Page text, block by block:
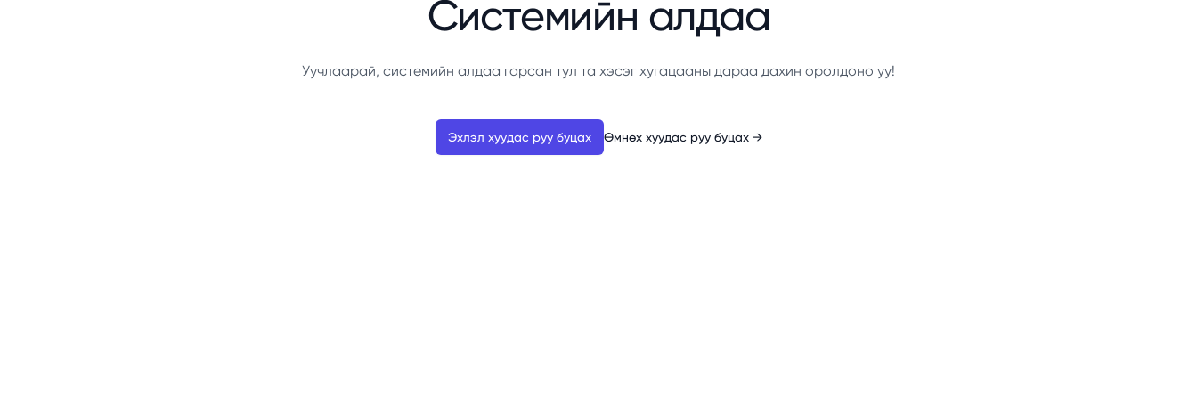
Системийн алдаа
Уучлаарай, системийн алдаа гарсан тул та хэсэг хугацааны дараа дахин оролдоно уу!
Эхлэл хуудас руу буцах Өмнөх хуудас руу буцах →